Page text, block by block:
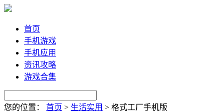
首页
手机游戏
手机应用
资讯攻略
游戏合集
您的位置： 首页 > 生活实用 > 格式工厂手机版